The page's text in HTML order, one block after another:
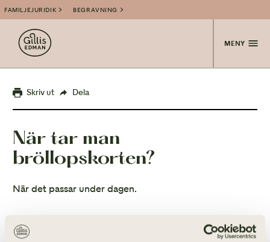
FAMILJEJURIDIK BEGRAVNING
MENY
Skriv ut Dela
När tar man
bröllopskorten?
När det passar under dagen.